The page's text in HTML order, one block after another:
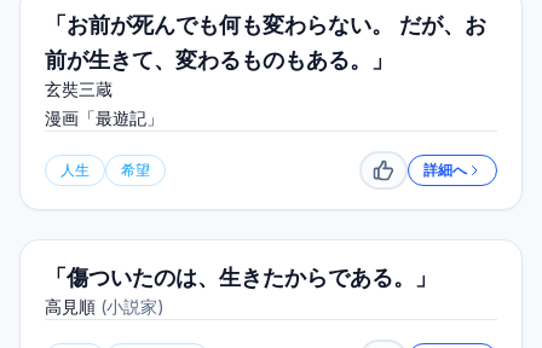
「お前が死んでも何も変わらない。 だが、お
前が生きて、変わるものもある。」
玄奘三蔵
漫画「最遊記」
人生 希望 いいね詳細へ
「傷ついたのは、生きたからである。」
高見順 (小説家)